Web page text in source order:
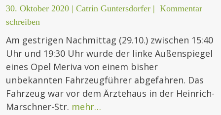
30. Oktober 2020 | Catrin Guntersdorfer | Kommentar
schreiben
Am gestrigen Nachmittag (29.10.) zwischen 15:40
Uhr und 19:30 Uhr wurde der linke Außenspiegel
eines Opel Meriva von einem bisher
unbekannten Fahrzeugführer abgefahren. Das
Fahrzeug war vor dem Ärztehaus in der Heinrich-
Marschner-Str. mehr…